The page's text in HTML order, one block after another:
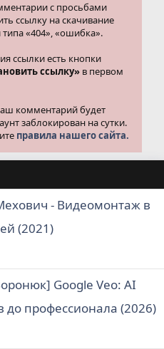
с просьбами
ссылку на скачивание
«404», «ошибка».
ссылки есть кнопки
ссылку» в первом
комментарий будет
заблокирован на сутки.
правила нашего сайта.
- Видеомонтаж в
(2021)
Google Veo: AI
до профессионала (2026)